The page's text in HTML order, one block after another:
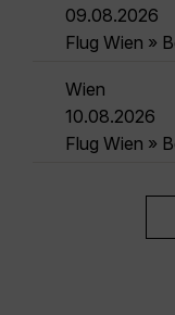
09.08.2026
Flug Wien »
Wien
10.08.2026
Flug Wien »